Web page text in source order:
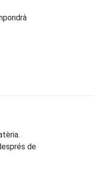
de